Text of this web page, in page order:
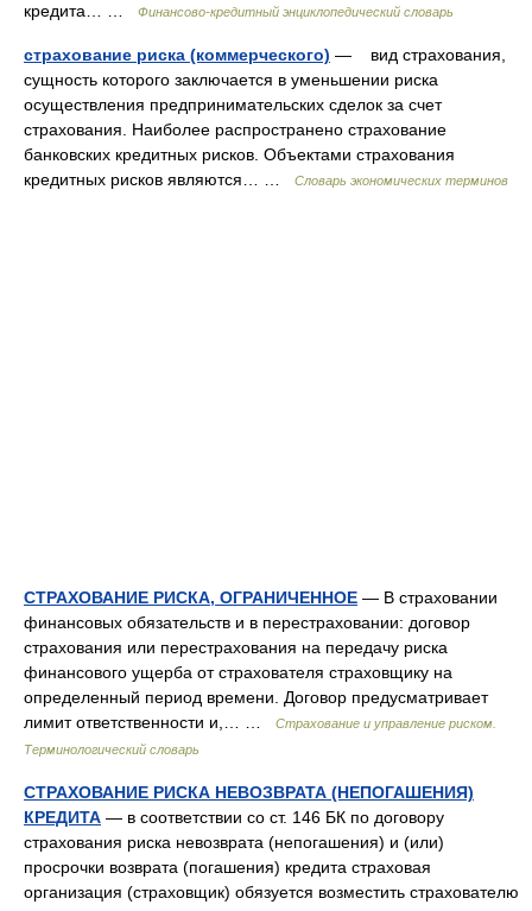
кредита… …
Финансово-кредитный энциклопедический словарь
страхование риска (коммерческого) — вид страхования,
сущность которого заключается в уменьшении риска
осуществления предпринимательских сделок за счет
страхования. Наиболее распространено страхование
банковских кредитных рисков. Объектами страхования
кредитных рисков являются… …
Словарь экономических терминов
СТРАХОВАНИЕ РИСКА, ОГРАНИЧЕННОЕ — В страховании
финансовых обязательств и в перестраховании: договор
страхования или перестрахования на передачу риска
финансового ущерба от страхователя страховщику на
определенный период времени. Договор предусматривает
лимит ответственности и,… …
Страхование и управление риском.
Терминологический словарь
СТРАХОВАНИЕ РИСКА НЕВОЗВРАТА (НЕПОГАШЕНИЯ)
КРЕДИТА — в соответствии со ст. 146 БК по договору
страхования риска невозврата (непогашения) и (или)
просрочки возврата (погашения) кредита страховая
организация (страховщик) обязуется возместить страхователю